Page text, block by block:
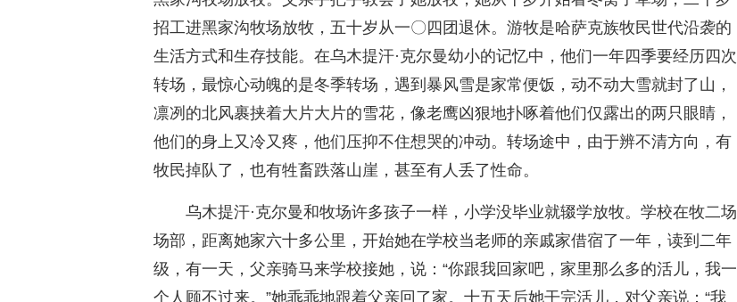
招工进黑家沟牧场放牧，五十岁从一〇四团退休。游牧是哈萨克族牧民世代沿袭的
生活方式和生存技能。在乌木提汗·克尔曼幼小的记忆中，他们一年四季要经历四次
转场，最惊心动魄的是冬季转场，遇到暴风雪是家常便饭，动不动大雪就封了山，
凛冽的北风裹挟着大片大片的雪花，像老鹰凶狠地扑啄着他们仅露出的两只眼睛，
他们的身上又冷又疼，他们压抑不住想哭的冲动。转场途中，由于辨不清方向，有
牧民掉队了，也有牲畜跌落山崖，甚至有人丢了性命。
乌木提汗·克尔曼和牧场许多孩子一样，小学没毕业就辍学放牧。学校在牧二场
场部，距离她家六十多公里，开始她在学校当老师的亲戚家借宿了一年，读到二年
级，有一天，父亲骑马来学校接她，说：“你跟我回家吧，家里那么多的活儿，我一
个人顾不过来。”她乖乖地跟着父亲回了家。十五天后她干完活儿，对父亲说：“我